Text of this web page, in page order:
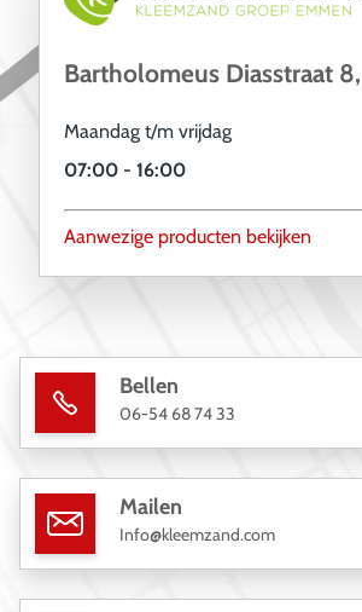
Bartholomeus Diasstraat
Maandag t/m vrijdag
07:00 - 16:00
Aanwezige producten bekijken
Bellen
06-54 68 74 33
Mailen
Info@kleemzand.com